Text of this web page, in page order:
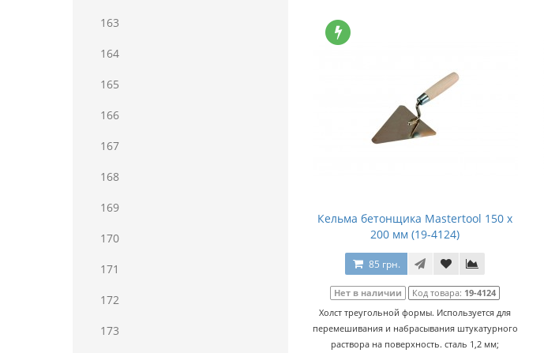
163
164
165
166
167
168
169
170
171
172
173
Кельма бетонщика Mastertool 150 x
200 мм (19-4124)
85 грн.
Нет в наличии Код товара: 19-4124
Холст треугольной формы. Используется для
перемешивания и набрасывания штукатурного
раствора на поверхность. сталь 1,2 мм;